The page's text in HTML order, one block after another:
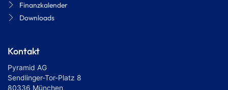
Finanzkalender
Downloads
Kontakt
Pyramid AG
Sendlinger-Tor-Platz 8
80336 München